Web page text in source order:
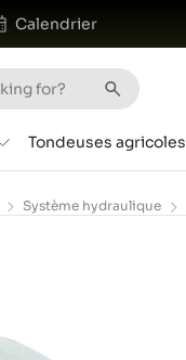
Calendrier
Tondeuses agricoles
Système hydraulique